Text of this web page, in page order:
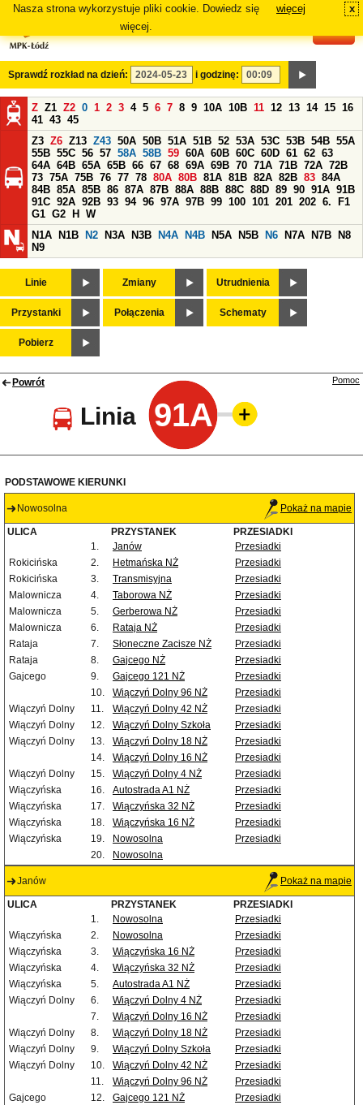
Nasza strona wykorzystuje pliki cookie. Dowiedz się
więcej.
więcej x
Sprawdź rozkład na dzień: i godzinę:
Z Z1 Z2 0 1 2 3 4 5 6 7 8 9 10A 10B 11 12 13 14 15 16
41 43 45
Z3 Z6 Z13 Z43 50A 50B 51A 51B 52 53A 53C 53B 54B 55A
55B 55C 56 57 58A 58B 59 60A 60B 60C 60D 61 62 63
64A 64B 65A 65B 66 67 68 69A 69B 70 71A 71B 72A 72B
73 75A 75B 76 77 78 80A 80B 81A 81B 82A 82B 83 84A
84B 85A 85B 86 87A 87B 88A 88B 88C 88D 89 90 91A 91B
91C 92A 92B 93 94 96 97A 97B 99 100 101 201 202 6.
F1
G1 G2 H
W
N1A
N1B N2 N3A N3B N4A N4B N5A N5B N6 N7A N7B
N8
N9
Linie Zmiany Utrudnienia
Przystanki Połączenia Schematy
Pobierz
Powrót
Linia 91A
Pomoc
PODSTAWOWE KIERUNKI
Nowosolna Pokaż na mapie
ULICA PRZYSTANEK
PRZESIADKI
1.
Janów
Przesiadki
Rokicińska
2. Hetmańska NŻ
Przesiadki
Rokicińska
3. Transmisyjna
Przesiadki
Malownicza
4. Taborowa NŻ
Przesiadki
Malownicza
5. Gerberowa NŻ
Przesiadki
Malownicza
6. Rataja NŻ
Przesiadki
Rataja
7. Słoneczne Zacisze NŻ
Przesiadki
Rataja
8. Gajcego NŻ
Przesiadki
Gajcego
9. Gajcego 121 NŻ
Przesiadki
10.
Wiączyń Dolny 96 NŻ
Przesiadki
Wiączyń Dolny
11. Wiączyń Dolny 42 NŻ
Przesiadki
Wiączyń Dolny
12. Wiączyń Dolny Szkoła
Przesiadki
Wiączyń Dolny
13. Wiączyń Dolny 18 NŻ
Przesiadki
14.
Wiączyń Dolny 16 NŻ
Przesiadki
Wiączyń Dolny
15. Wiączyń Dolny 4 NŻ
Przesiadki
Wiączyńska
16. Autostrada A1 NŻ
Przesiadki
Wiączyńska
17. Wiączyńska 32 NŻ
Przesiadki
Wiączyńska
18. Wiączyńska 16 NŻ
Przesiadki
Wiączyńska
19. Nowosolna
Przesiadki
20.
Nowosolna
Janów Pokaż na mapie
ULICA PRZYSTANEK
PRZESIADKI
1.
Nowosolna
Przesiadki
Wiączyńska
2. Nowosolna
Przesiadki
Wiączyńska
3. Wiączyńska 16 NŻ
Przesiadki
Wiączyńska
4. Wiączyńska 32 NŻ
Przesiadki
Wiączyńska
5. Autostrada A1 NŻ
Przesiadki
Wiączyń Dolny
6. Wiączyń Dolny 4 NŻ
Przesiadki
7.
Wiączyń Dolny 16 NŻ
Przesiadki
Wiączyń Dolny
8. Wiączyń Dolny 18 NŻ
Przesiadki
Wiączyń Dolny
9. Wiączyń Dolny Szkoła
Przesiadki
Wiączyń Dolny
10. Wiączyń Dolny 42 NŻ
Przesiadki
11.
Wiączyń Dolny 96 NŻ
Przesiadki
Gajcego
12. Gajcego 121 NŻ
Przesiadki